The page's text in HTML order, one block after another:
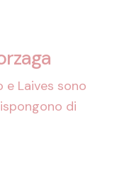
e Laives sono
di